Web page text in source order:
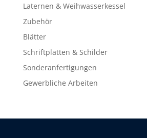
Laternen & Weihwasserkessel
Zubehör
Blätter
Schriftplatten & Schilder
Sonderanfertigungen
Gewerbliche Arbeiten